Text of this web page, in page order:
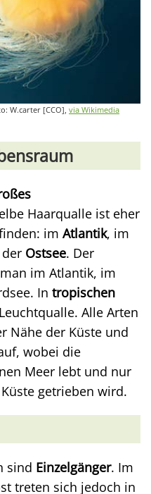
W.carter [CCO], via Wikimedia
Haarqualle ist eher
im Atlantik, im
Ostsee. Der
im Atlantik, im
In tropischen
Alle Arten
Nähe der Küste und
wobei die
Meer lebt und nur
getrieben wird.
sind Einzelgänger. Im
treten sich jedoch in